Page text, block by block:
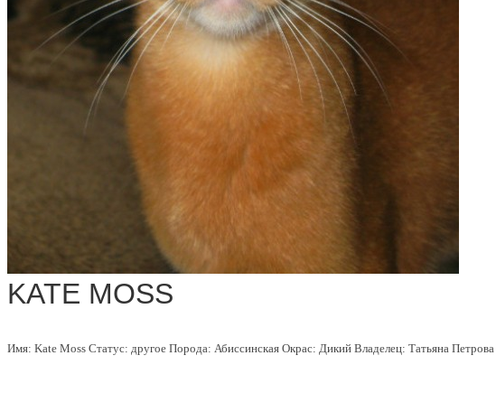
KATE MOSS
Имя: Kate Moss Статус: другое Порода: Абиссинская Окрас: Дикий Владелец: Татьяна Петрова